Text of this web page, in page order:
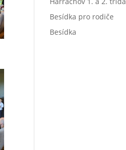
Besídka pro rodiče
Besídka